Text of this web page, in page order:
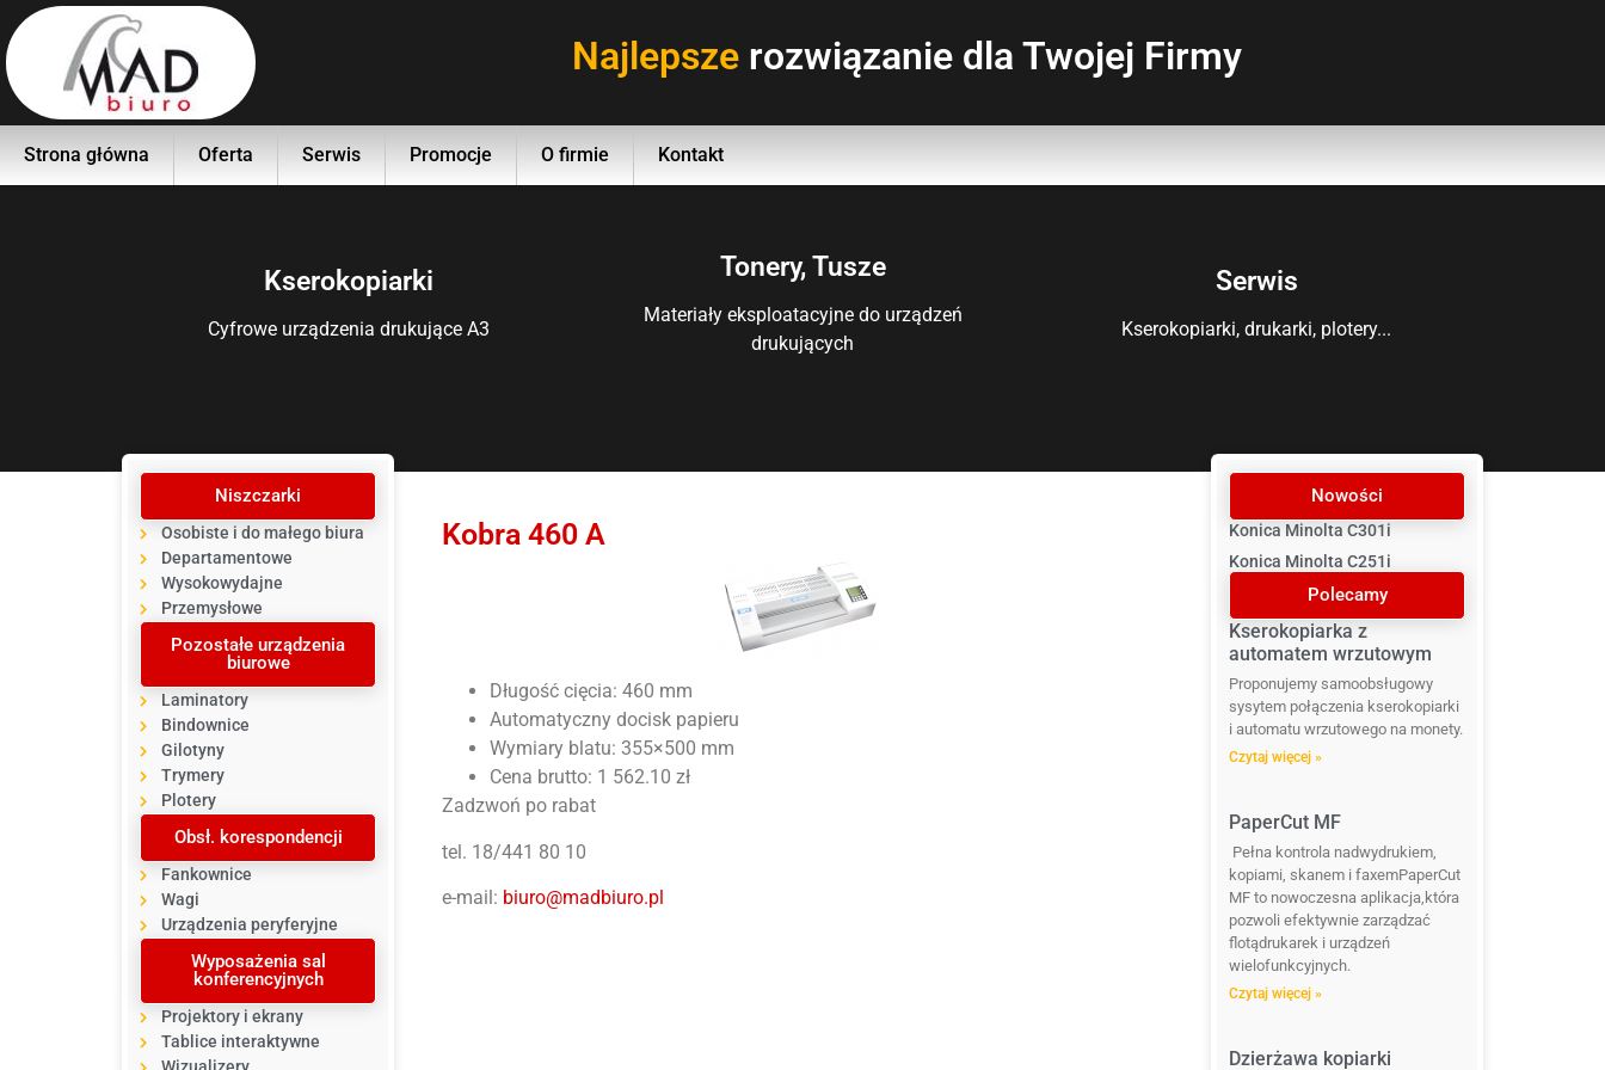
Najlepsze rozwiązanie dla Twojej Firmy
Strona główna Oferta Serwis Promocje O firmie Kontakt
Kserokopiarki
Cyfrowe urządzenia drukujące A3
Tonery, Tusze
Materiały eksploatacyjne do urządzeń
drukujących
Serwis
Kserokopiarki, drukarki, plotery...
Niszczarki
Osobiste i do małego biura
Departamentowe
Wysokowydajne
Przemysłowe
Pozostałe urządzenia
biurowe
Laminatory
Bindownice
Gilotyny
Trymery
Plotery
Obsł. korespondencji
Fankownice
Wagi
Urządzenia peryferyjne
Wyposażenia sal
konferencyjnych
Projektory i ekrany
Tablice interaktywne
Kobra 460 A
Długość cięcia: 460 mm
Automatyczny docisk papieru
Wymiary blatu: 355×500 mm
Cena brutto: 1 562.10 zł
Zadzwoń po rabat
tel. 18/441 80 10
e-mail: biuro@madbiuro.pl
Nowości
Konica Minolta C301i
Konica Minolta C251i
Polecamy
Kserokopiarka z
automatem wrzutowym
Proponujemy samoobsługowy
sysytem połączenia kserokopiarki
i automatu wrzutowego na monety.
Czytaj więcej »
PaperCut MF
Pełna kontrola nadwydrukiem,
kopiami, skanem i faxemPaperCut
MF to nowoczesna aplikacja,która
pozwoli efektywnie zarządzać
flotądrukarek i urządzeń
wielofunkcyjnych.
Czytaj więcej »
Dzierżawa kopiarki